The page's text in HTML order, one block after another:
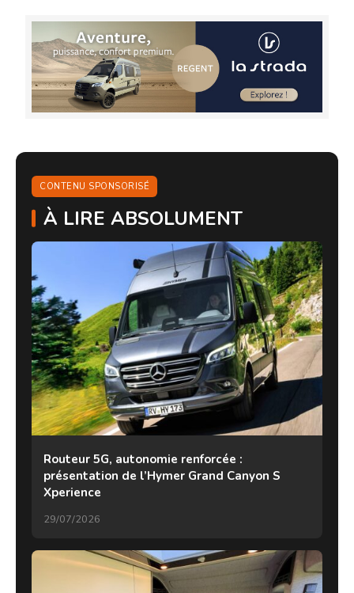
CONTENU SPONSORISÉ
À LIRE ABSOLUMENT
Routeur 5G, autonomie renforcée :
présentation de l’Hymer Grand Canyon S
Xperience
29/07/2026